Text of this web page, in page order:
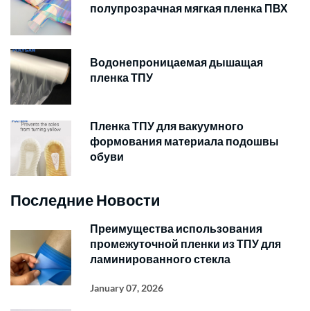
полупрозрачная мягкая пленка ПВХ
Водонепроницаемая дышащая
пленка ТПУ
Пленка ТПУ для вакуумного
формования материала подошвы
обуви
Последние Новости
Преимущества использования
промежуточной пленки из ТПУ для
ламинированного стекла
January 07, 2026